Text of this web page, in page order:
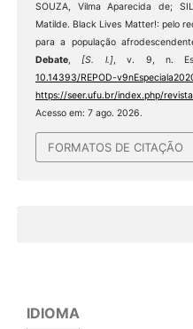
SOUZA, Vilma Aparecida de;
Matilde. Black Lives Matter!: pelo
para a população
Debate,[S. l.], v. 9, n.
10.14393/REPOD-
https://seer.ufu.br/index.php/
Acesso em: 7 ago. 2026.
FORMATOS DE CITAÇÃO
IDIOMA